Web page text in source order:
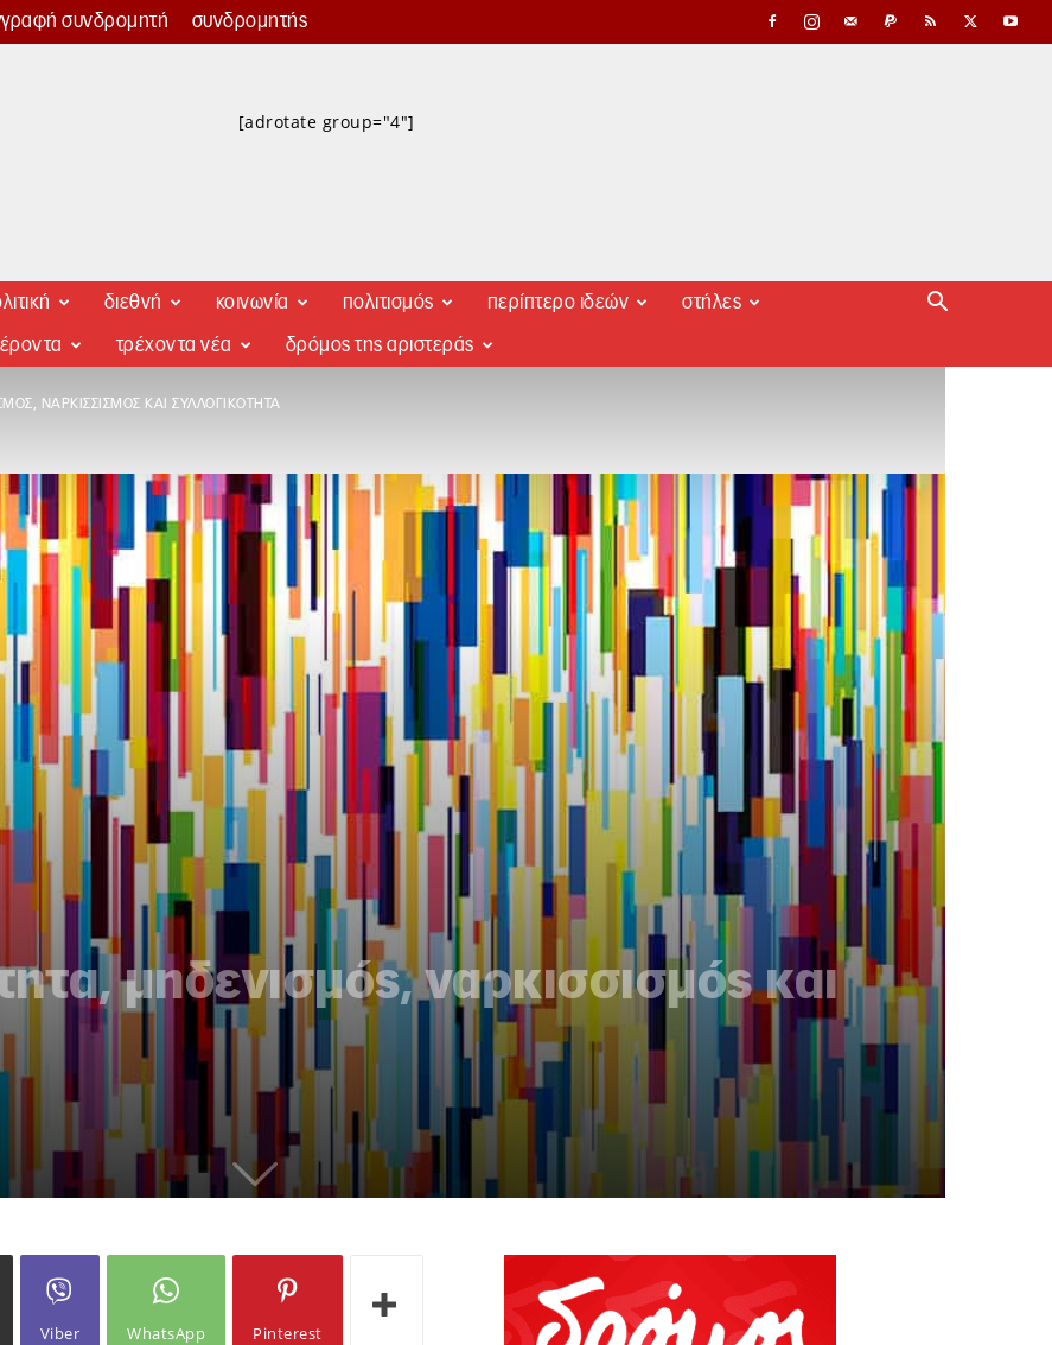
συνδρομητή συνδρομητής
[adrotate group="4"]
διεθνή κοινωνία πολιτισμός περίπτερο ιδεών στήλες
τρέχοντα νέα δρόμος της αριστεράς
ΝΑΡΚΙΣΣΙΣΜΌΣ ΚΑΙ ΣΥΛΛΟΓΙΚΌΤΗΤΑ
μηδενισμός, ναρκισσισμός και
Viber WhatsApp Pinterest